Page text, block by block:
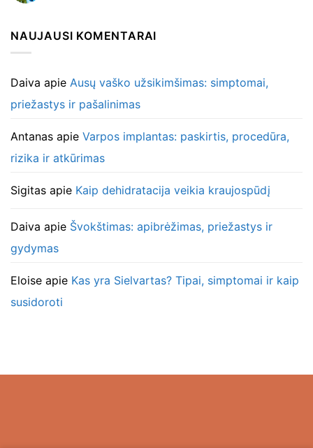
NAUJAUSI KOMENTARAI
Daiva apie Ausų vaško užsikimšimas: simptomai,
priežastys ir pašalinimas
Antanas apie Varpos implantas: paskirtis, procedūra,
rizika ir atkūrimas
Sigitas apie Kaip dehidratacija veikia kraujospūdį
Daiva apie Švokštimas: apibrėžimas, priežastys ir
gydymas
Eloise apie Kas yra Sielvartas? Tipai, simptomai ir kaip
susidoroti